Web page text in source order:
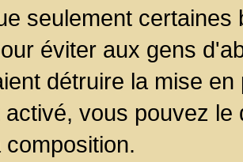
seulement
éviter aux gens
détruire la mise
activé, vous pouvez